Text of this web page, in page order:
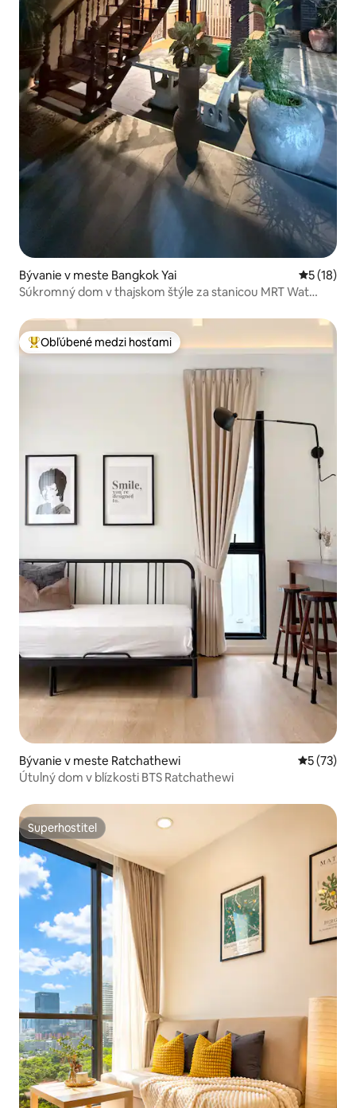
Bývanie v meste Bangkok Yai
5 (18)
Súkromný dom v thajskom štýle za stanicou MRT Wat
Najobľúbenejšie medzi hosťami
Obľúbené medzi hosťami
Bývanie v meste Ratchathewi
5 (73)
Útulný dom v blízkosti BTS Ratchathewi
Superhostiteľ
Superhostiteľ